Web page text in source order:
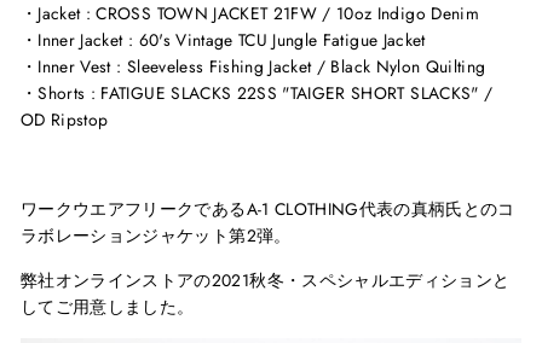
・Jacket : CROSS TOWN JACKET 21FW / 10oz Indigo Denim
・Inner Jacket : 60's Vintage TCU Jungle Fatigue Jacket
・Inner Vest : Sleeveless Fishing Jacket / Black Nylon Quilting
・Shorts : FATIGUE SLACKS 22SS "TAIGER SHORT SLACKS" /
OD Ripstop
ワークウエアフリークであるA-1 CLOTHING代表の真柄氏とのコ
ラボレーションジャケット第2弾。
弊社オンラインストアの2021秋冬・スペシャルエディションと
してご用意しました。